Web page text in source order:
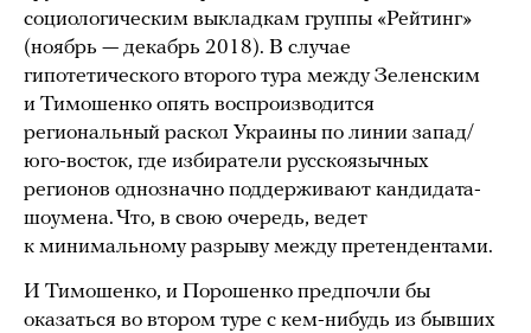
социологическим выкладкам группы «Рейтинг»
(ноябрь — декабрь 2018). В случае
гипотетического второго тура между Зеленским
и Тимошенко опять воспроизводится
региональный раскол Украины по линии запад/
юго-восток, где избиратели русскоязычных
регионов однозначно поддерживают кандидата-
шоумена. Что, в свою очередь, ведет
к минимальному разрыву между претендентами.
И Тимошенко, и Порошенко предпочли бы
оказаться во втором туре с кем-нибудь из бывших